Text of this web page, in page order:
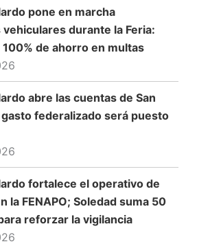
pone en marcha
durante la Feria:
100% de ahorro en multas
abre las cuentas de San
federalizado será puesto
fortalece el operativo de
la FENAPO; Soledad suma 50
reforzar la vigilancia